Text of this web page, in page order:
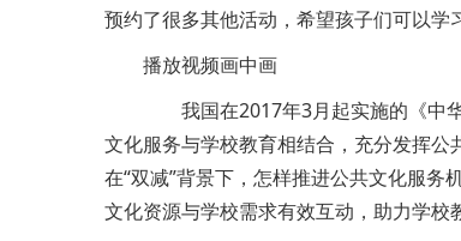
预约了很多其他活动，希望孩子们可以学
播放视频画中画
我国在2017年3月起实施的《中华
文化服务与学校教育相结合，充分发挥公
在“双减”背景下，怎样推进公共文化服
文化资源与学校需求有效互动，助力学校